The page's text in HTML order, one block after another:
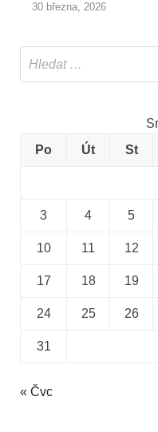
30 března, 2026
Po
Út St
3 4 5
10 11 12
17 18 19
24 25 26
31
« Čvc